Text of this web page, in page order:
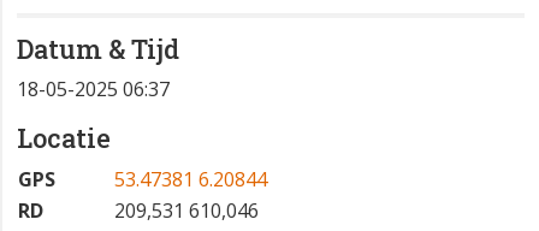
Datum & Tijd
18-05-2025 06:37
Locatie
GPS
53.47381 6.20844
RD
209,531 610,046